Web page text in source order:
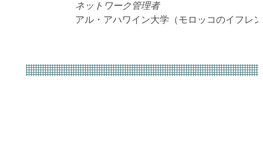
ネットワーク管理者
アル・アハワイン大学（モロッコのイフレ